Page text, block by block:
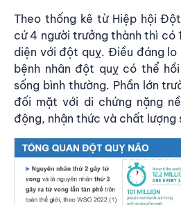
Theo thống kê từ Hiệp hội
cứ 4 người trưởng thành thì có
diện với đột quỵ. Điều đáng lo
bệnh nhân đột quỵ có thể
sống bình thường. Phần lớn
đối mặt với di chứng nặng
động, nhận thức và chất lượng